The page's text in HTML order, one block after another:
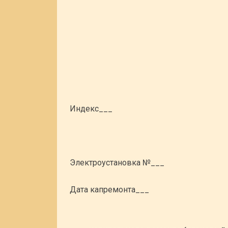
Индекс___
Электроустановка №___
Дата капремонта___